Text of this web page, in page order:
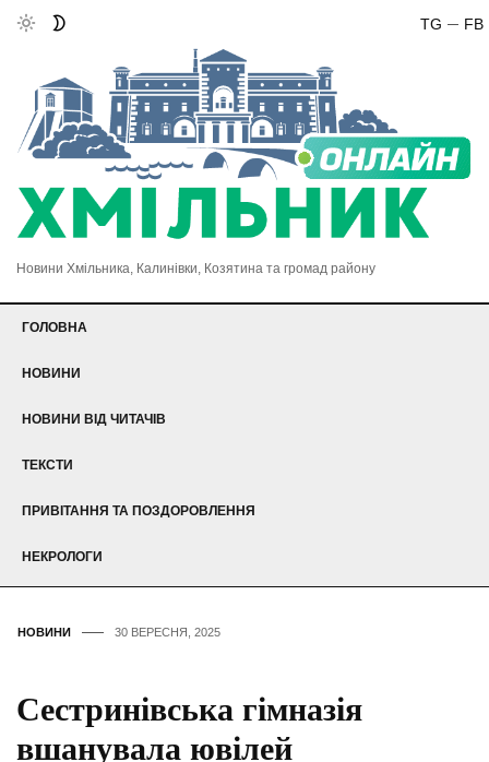
FB
TG
Новини Хмільника, Калинівки, Козятина та громад району
ГОЛОВНА
НОВИНИ
НОВИНИ ВІД ЧИТАЧІВ
ТЕКСТИ
ПРИВІТАННЯ ТА ПОЗДОРОВЛЕННЯ
НЕКРОЛОГИ
НОВИНИ 30 ВЕРЕСНЯ, 2025
Сестринівська гімназія
вшанувала ювілей